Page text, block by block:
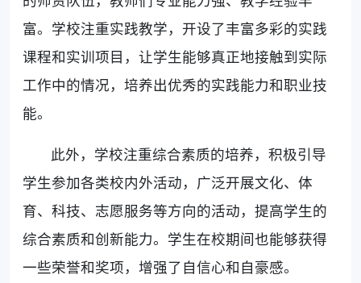
富。学校注重实践教学，开设了丰富多彩的实践
课程和实训项目，让学生能够真正地接触到实际
工作中的情况，培养出优秀的实践能力和职业技
能。
此外，学校注重综合素质的培养，积极引导
学生参加各类校内外活动，广泛开展文化、体
育、科技、志愿服务等方向的活动，提高学生的
综合素质和创新能力。学生在校期间也能够获得
一些荣誉和奖项，增强了自信心和自豪感。